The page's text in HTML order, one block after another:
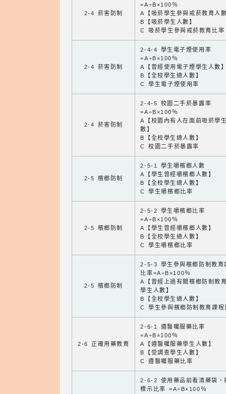
2-4 菸害防制
=A÷B×100％
A【吸菸學生參與戒菸教育人
B【吸菸學生人數】
C 吸菸學生參與戒菸教育比率
2-4 菸害防制
2-4-4 學生電子煙使用率
=A÷B×100％
A【曾經使用電子煙學生人數
B【全校學生總人數】
C 學生電子煙使用率
2-4 菸害防制
2-4-5 校園二手菸暴露率
=A÷B×100％
A【校園內有人在面前吸菸學
數】
B【全校學生總人數】
C 校園二手菸暴露率
2-5 檳榔防制
2-5-1 學生嚼檳榔人數
A【學生曾經嚼檳榔人數】
B【全校學生總人數】
C 學生嚼檳榔比率
2-5 檳榔防制
2-5-2 學生嚼檳榔比率
=A÷B×100％
A【學生曾經嚼檳榔人數】
B【全校學生總人數】
C 學生嚼檳榔比率
2-5 檳榔防制
2-5-3 學生參與檳榔防制教育
比率=A÷B×100％
A【曾經上過有關檳榔防制教
學生人數】
B【全校學生總人數】
C 學生參與檳榔防制教育課程
2-6 正確用藥教育
2-6-1 遵醫囑服藥比率
=A÷B×100％
A【遵醫囑服藥學生人數】
B【受調查學生人數】
C 遵醫囑服藥比率
2-6-2 使用藥品前看清藥袋、
標示比率 =A÷B×100％